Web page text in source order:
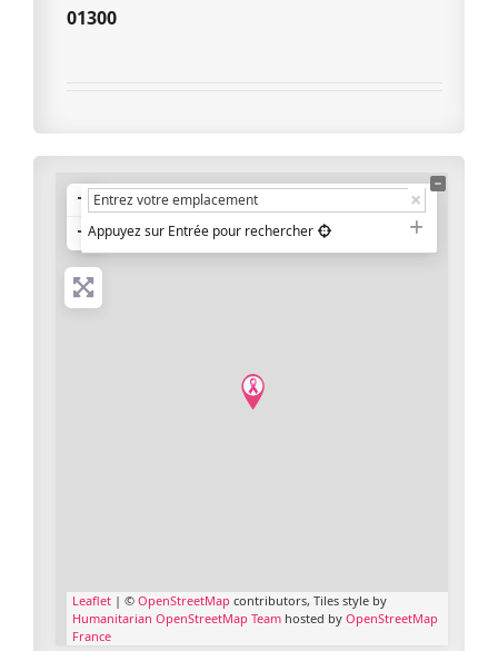
01300
+
−Appuyez sur Entrée pour rechercher
Leaflet | © OpenStreetMap contributors, Tiles style by
Humanitarian OpenStreetMap Team hosted by OpenStreetMap
France